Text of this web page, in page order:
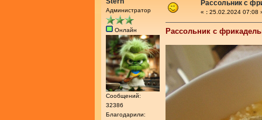
Администратор
Онлайн
Сообщений:
32386
Благодарили:
Рассольник с
« : 25.02.2024 07:08
Рассольник с